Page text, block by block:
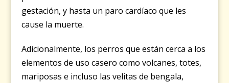
gestación, y hasta un paro cardíaco que les
cause la muerte.
Adicionalmente, los perros que están cerca a los
elementos de uso casero como volcanes, totes,
mariposas e incluso las velitas de bengala,